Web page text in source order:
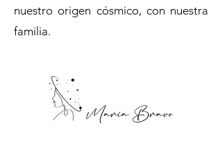
nuestro origen cósmico, con nuestra
familia.